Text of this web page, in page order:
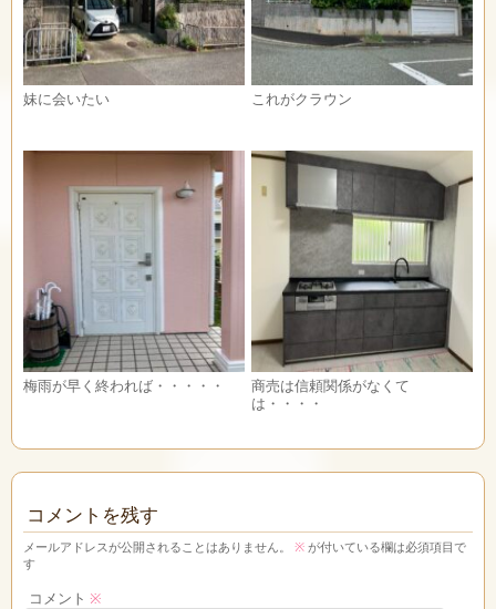
妹に会いたい これがクラウン
梅雨が早く終われば・・・・・
商売は信頼関係がなくて
は・・・・
コメントを残す
メールアドレスが公開されることはありません。 ※ が付いている欄は必須項目で
す
コメント ※